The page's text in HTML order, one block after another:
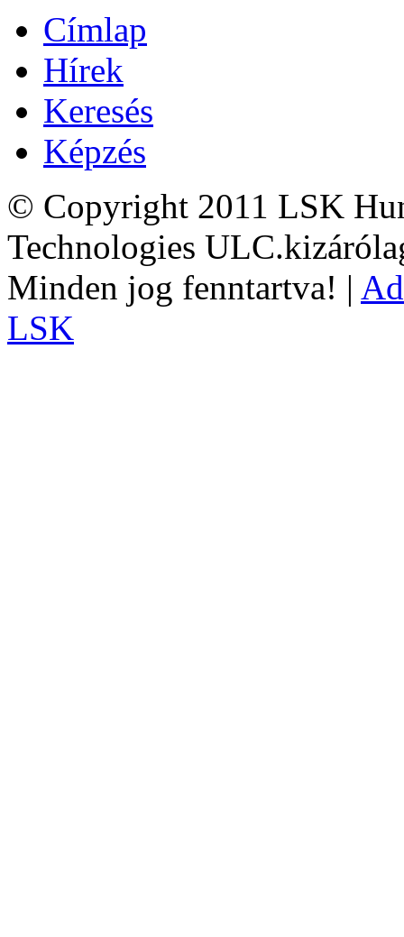
Címlap
Hírek
Keresés
Képzés
© Copyright 2011 LSK
Technologies
Minden jog fenntartva! |
LSK